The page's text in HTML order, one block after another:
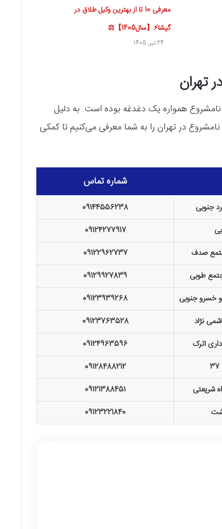
معرفی 10 تا از بهترین وکیل طلاق در
گیشا⚡【سال1405】⚖
24 تیر, 1405
تهران
همواره یک دغدغه بوده است. به دلیل
در تهران را به شما معرفی می‌کنیم تا کمکی
شماره تماس
جنوبی
09144556238
09124277917
صدف
09122962737
طوبی
09129927839
و خسرو جنوبی
09123939268
نژاد
09123763528
اترک
09124963596
09128488212
شریعتی
09121388451
09123221840